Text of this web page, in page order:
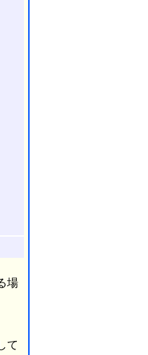
場
て